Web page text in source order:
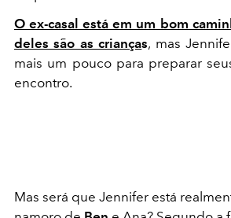
O ex-casal está em um bom
deles são as crianças, mas
mais um pouco para preparar
encontro.
Mas será que Jennifer está